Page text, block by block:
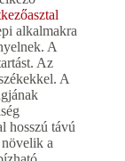
alkalmakra
A
Az
A
hosszú távú
a